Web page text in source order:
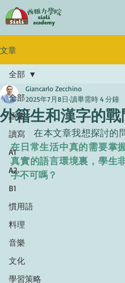
文章
全部
語法
讀寫
A1
A2
B1
慣用語
料理
音樂
文化
學習策略
全部
外籍生和漢字的戰
Giancarlo Zecchino
2025年7月8日 讀畢需時 4 分鐘
在本文章我想探討的
在日常生活中真的需要掌
真實的語言環境裏，學生
字不可嗎？